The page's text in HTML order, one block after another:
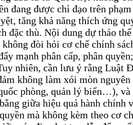
đang được chỉ đạo trên
tăng khả năng thích ứng
thù. Nội dung dự thảo
đòi hỏi cơ chế chính
mạnh phân cấp, phân
nhiên, cần lưu ý rằng Luật
không làm xói mòn
phòng, quản lý biển…),
giữa hiệu quả hành
mà không kèm theo cơ